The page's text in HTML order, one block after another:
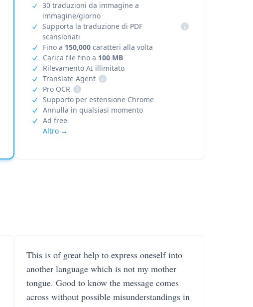
30 traduzioni da immagine a
immagine/giorno
Supporta la traduzione di PDF
scansionati
i
Fino a 150,000caratteri alla volta
Carica file fino a 100 MB
Rilevamento AI illimitato
Translate Agent
i
Pro OCR
i
Supporto per estensione Chrome
Annulla in qualsiasi momento
Ad free
Altro →
This is of great help to express oneself into
another language which is not my mother
tongue. Good to know the message comes
across without possible misunderstandings in